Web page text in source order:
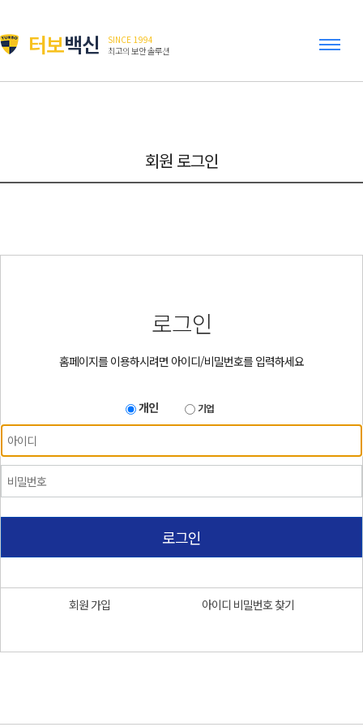
터보백신
SINCE 1994
최고의 보안 솔루션
회원 로그인
로그인
홈페이지를 이용하시려면 아이디/비밀번호를 입력하세요
개인 기업
로그인
회원 가입 아이디 비밀번호 찾기